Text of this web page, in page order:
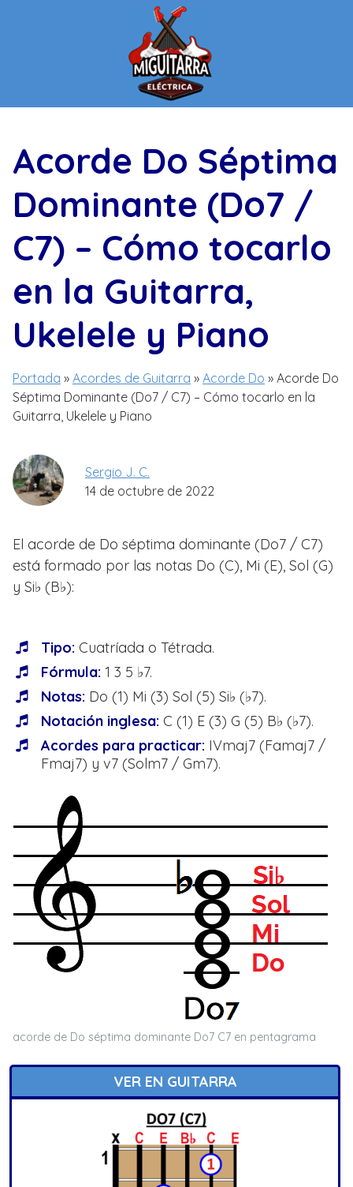
Acorde Do Séptima
Dominante (Do7 /
C7) – Cómo tocarlo
en la Guitarra,
Ukelele y Piano
Portada » Acordes de Guitarra » Acorde Do » Acorde Do
Séptima Dominante (Do7 / C7) – Cómo tocarlo en la
Guitarra, Ukelele y Piano
Sergio J. C.
14 de octubre de 2022
El acorde de Do séptima dominante (Do7 / C7)
está formado por las notas Do (C), Mi (E), Sol (G)
y Si♭ (B♭):
Tipo: Cuatríada o Tétrada.
Fórmula: 1 3 5 ♭7.
Notas: Do (1) Mi (3) Sol (5) Si♭ (♭7).
Notación inglesa: C (1) E (3) G (5) B♭ (♭7).
Acordes para practicar: IVmaj7 (Famaj7 /
Fmaj7) y v7 (Solm7 / Gm7).
acorde de Do séptima dominante Do7 C7 en pentagrama
VER EN GUITARRA